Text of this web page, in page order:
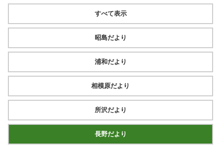
すべて表示
昭島だより
浦和だより
相模原だより
所沢だより
長野だより